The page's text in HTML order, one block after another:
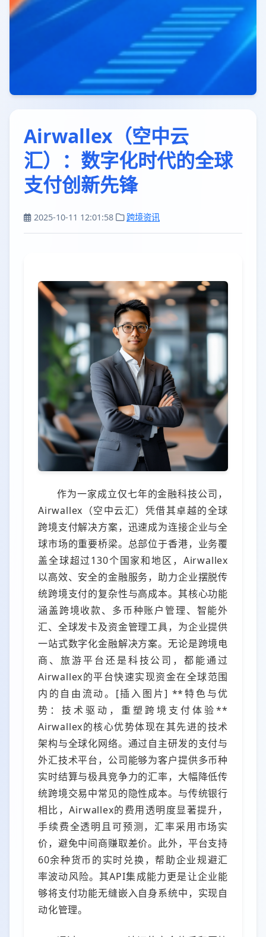
Airwallex（空中云
汇）：数字化时代的全球
支付创新先锋
2025-10-11 12:01:58 跨境资讯
作为一家成立仅七年的金融科技公司，
Airwallex（空中云汇）凭借其卓越的全球
跨境支付解决方案，迅速成为连接企业与全
球市场的重要桥梁。总部位于香港，业务覆
盖全球超过130个国家和地区，Airwallex
以高效、安全的金融服务，助力企业摆脱传
统跨境支付的复杂性与高成本。其核心功能
涵盖跨境收款、多币种账户管理、智能外
汇、全球发卡及资金管理工具，为企业提供
一站式数字化金融解决方案。无论是跨境电
商、旅游平台还是科技公司，都能通过
Airwallex的平台快速实现资金在全球范围
内的自由流动。[插入图片] **特色与优
势：技术驱动，重塑跨境支付体验**
Airwallex的核心优势体现在其先进的技术
架构与全球化网络。通过自主研发的支付与
外汇技术平台，公司能够为客户提供多币种
实时结算与极具竞争力的汇率，大幅降低传
统跨境交易中常见的隐性成本。与传统银行
相比，Airwallex的费用透明度显著提升，
手续费全透明且可预测，汇率采用市场实
价，避免中间商赚取差价。此外，平台支持
60余种货币的实时兑换，帮助企业规避汇
率波动风险。其API集成能力更是让企业能
够将支付功能无缝嵌入自身系统中，实现自
动化管理。